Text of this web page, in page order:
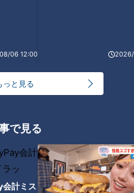
06 12:00
っと見る
で見る
計ミス
たら子育ては母親がやるもの
測し、こう訴えます。
に、お母さんにおしめ替えて
ってもらって、おっぱい吸わ